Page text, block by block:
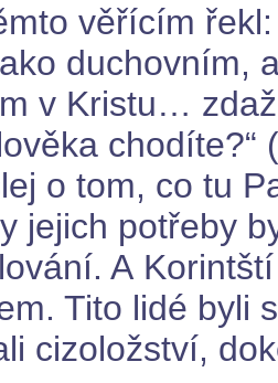
věřícím
duchovním,
v Kristu…
chodíte?“
o tom, co tu
jejich potřeby
A
Tito lidé byli
cizoložství,